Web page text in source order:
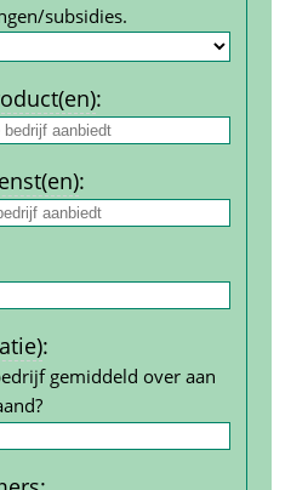
subsidies.
:
:
:
gemiddeld over aan